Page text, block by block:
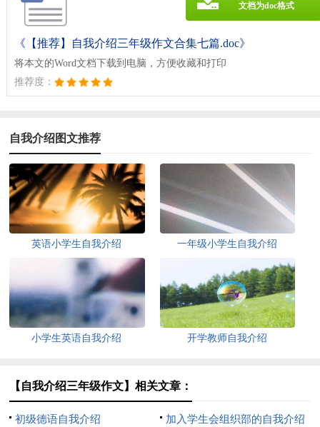
《【推荐】自我介绍三年级作文合集七篇.doc》
将本文的Word文档下载到电脑，方便收藏和打印
推荐度：
文档为doc格式
自我介绍图文推荐
英语小学生自我介绍 一年级小学生自我介绍
小学生英语自我介绍 开学教师自我介绍
【自我介绍三年级作文】相关文章：
初级德语自我介绍 加入学生会组织部的自我介绍